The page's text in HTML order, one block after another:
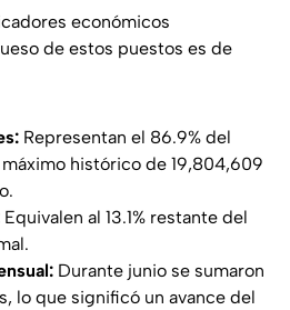
económicos
de estos puestos es de
Representan el 86.9% del
histórico de 19,804,609
Equivalen al 13.1% restante del
Durante junio se sumaron
lo que significó un avance del